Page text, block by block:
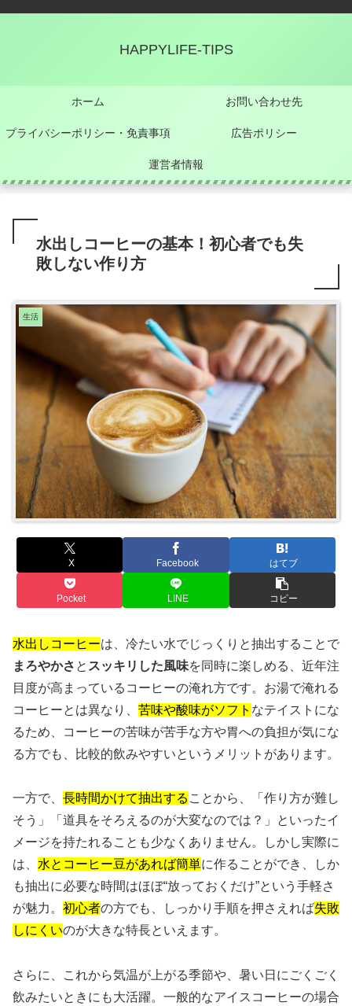
HAPPYLIFE-TIPS
ホーム お問い合わせ先
プライバシーポリシー・免責事項 広告ポリシー
運営者情報
水出しコーヒーの基本！初心者でも失
敗しない作り方
生活
X Facebook はてブ
Pocket LINE コピー
水出しコーヒーは、冷たい水でじっくりと抽出することで
まろやかさ と スッキリした風味を同時に楽しめる、近年注
目度が高まっているコーヒーの淹れ方です。お湯で淹れる
コーヒーとは異なり、 苦味や酸味がソフト なテイストにな
るため、コーヒーの苦味が苦手な方や胃への負担が気にな
る方でも、比較的飲みやすいというメリットがあります。
一方で、 長時間かけて抽出する ことから、「作り方が難し
そう」「道具をそろえるのが大変なのでは？」といったイ
メージを持たれることも少なくありません。しかし実際に
は、 水とコーヒー豆があれば簡単に作ることができ、しか
も抽出に必要な時間はほぼ“放っておくだけ”という手軽さ
が魅力。 初心者の方でも、しっかり手順を押さえれば失敗
しにくいのが大きな特長といえます。
さらに、これから気温が上がる季節や、暑い日にごくごく
飲みたいときにも大活躍。一般的なアイスコーヒーの場合